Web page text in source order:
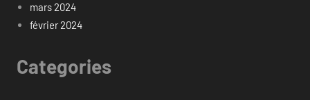
mars 2024
février 2024
Categories